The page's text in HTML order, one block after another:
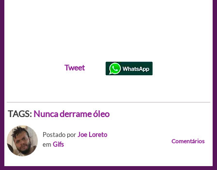
Tweet
TAGS: Nunca derrame óleo
Postado porJoe Loreto
em Gifs Comentários